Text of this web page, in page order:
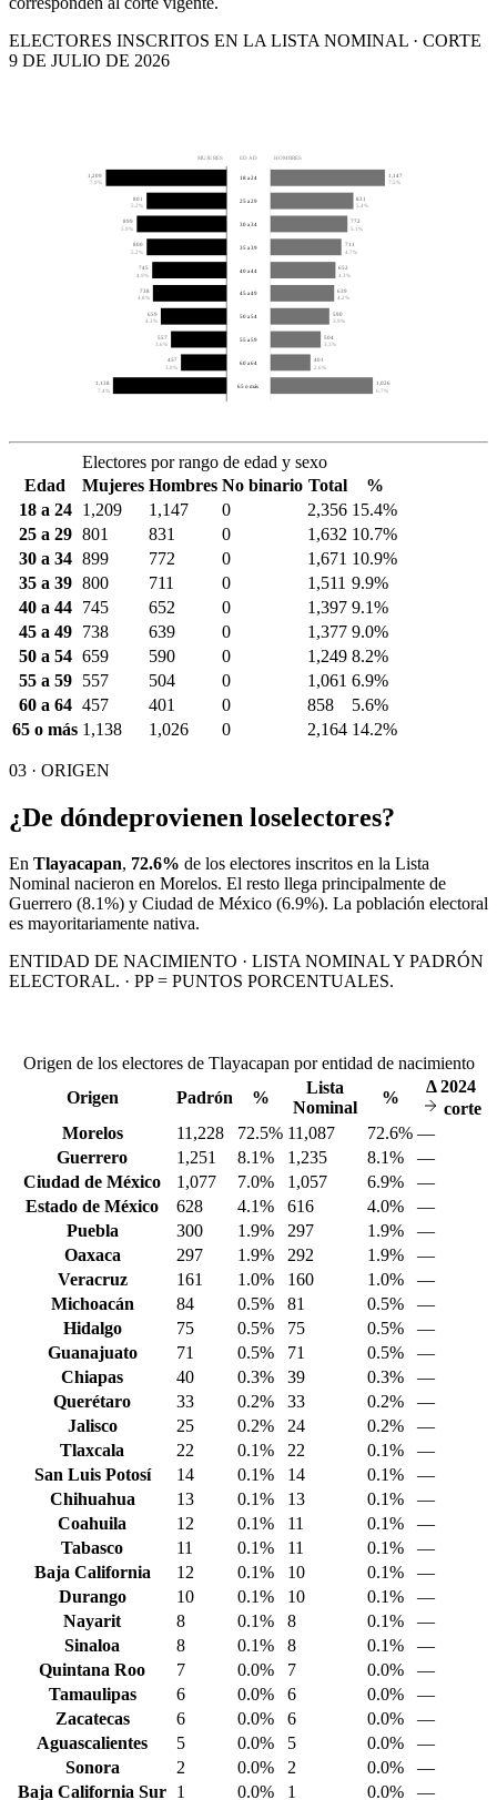
ELECTORES INSCRITOS EN LA LISTA NOMINAL · CORTE
9 DE JULIO DE 2026
MUJERES EDAD HOMBRES
1,209
7.9%
1,147
7.5%
18 a 24
801
5.2%
831
5.4%
25 a 29
899
5.9%
772
5.1%
30 a 34
800
5.2%
711
4.7%
35 a 39
745
4.9%
652
4.3%
40 a 44
738
4.8%
639
4.2%
45 a 49
659
4.3%
590
3.9%
50 a 54
557
3.6%
504
3.3%
55 a 59
457
3.0%
401
2.6%
60 a 64
1,138
7.4%
1,026
6.7%
65 o más
Electores por rango de edad y sexo
Edad
Mujeres Hombres No binario Total
%
18 a 24
1,209 1,147 0 2,356 15.4%
25 a 29 801 831 0 1,632 10.7%
30 a 34 899 772 0 1,671 10.9%
35 a 39 800 711 0 1,511 9.9%
40 a 44
745 652 0 1,397 9.1%
45 a 49
738 639 0 1,377 9.0%
50 a 54 659 590 0 1,249 8.2%
55 a 59
557 504 0 1,061 6.9%
60 a 64 457 401 0 858
5.6%
65 o más 1,138 1,026 0 2,164 14.2%
03 · ORIGEN
¿De dóndeprovienen loselectores?
En Tlayacapan, 72.6% de los electores inscritos en la Lista
Nominal nacieron en Morelos. El resto llega principalmente de
Guerrero (8.1%) y Ciudad de México (6.9%). La población electoral
es mayoritariamente nativa.
ENTIDAD DE NACIMIENTO · LISTA NOMINAL Y PADRÓN
ELECTORAL. · PP = PUNTOS PORCENTUALES.
Origen de los electores de Tlayacapan por entidad de nacimiento
Origen
Padrón %
Lista
Nominal
%
Δ2024
corte
Morelos
11,228 72.5% 11,087 72.6% —
Guerrero
1,251 8.1% 1,235 8.1%
—
Ciudad de México
1,077 7.0% 1,057 6.9%
—
Estado de México
628 4.1% 616 4.0%
—
Puebla
300 1.9% 297 1.9%
—
Oaxaca
297 1.9% 292 1.9%
—
Veracruz
161 1.0% 160 1.0%
—
Michoacán
84 0.5% 81 0.5%
—
Hidalgo
75 0.5% 75 0.5%
—
Guanajuato
71 0.5% 71 0.5%
—
Chiapas
40 0.3% 39 0.3%
—
Querétaro
33 0.2% 33 0.2%
—
Jalisco
25 0.2% 24 0.2%
—
Tlaxcala
22 0.1% 22 0.1%
—
San Luis Potosí
14 0.1% 14 0.1%
—
Chihuahua
13 0.1% 13 0.1%
—
Coahuila
12 0.1% 11 0.1%
—
Tabasco
11 0.1% 11 0.1%
—
Baja California
12 0.1% 10 0.1%
—
Durango
10 0.1% 10 0.1%
—
Nayarit
8 0.1% 8 0.1%
—
Sinaloa
8 0.1% 8 0.1%
—
Quintana Roo
7 0.0% 7 0.0%
—
Tamaulipas
6 0.0% 6 0.0%
—
Zacatecas
6 0.0% 6 0.0%
—
Aguascalientes
5 0.0% 5 0.0%
—
Sonora
2 0.0% 2 0.0%
—
Baja California Sur 1 0.0% 1 0.0% —